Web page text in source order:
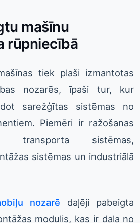
mašīnu
rūpniecībā
tiek plaši izmantotas
nozarēs, īpaši tur, kur
sarežģītas sistēmas no
Piemēri ir ražošanas
transporta sistēmas,
sistēmas un industriālā
nozarē daļēji pabeigta
modulis, kas ir daļa no